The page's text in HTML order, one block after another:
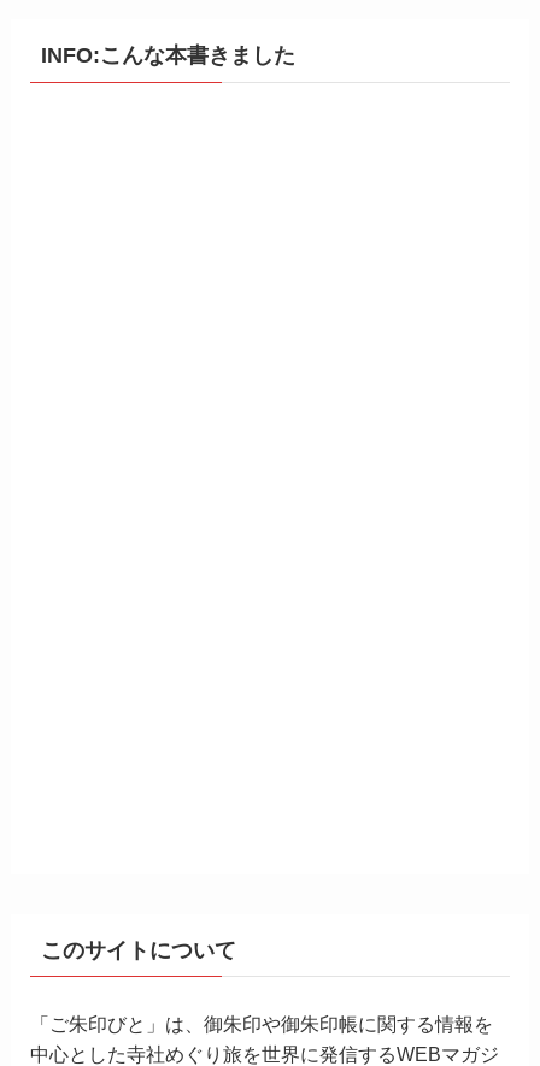
INFO:こんな本書きました
このサイトについて
「ご朱印びと」は、御朱印や御朱印帳に関する情報を
中心とした寺社めぐり旅を世界に発信するWEBマガジ